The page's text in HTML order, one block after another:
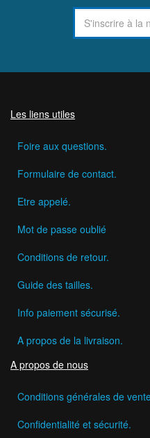
Les liens utiles
Foire aux questions.
Formulaire de contact.
Etre appelé.
Mot de passe oublié
Conditions de retour.
Guide des tailles.
Info paiement sécurisé.
A propos de la livraison.
A propos de nous
Conditions générales de
Confidentialité et sécurité.